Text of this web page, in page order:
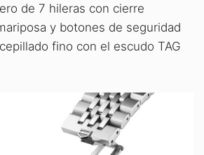
de 7 hileras con cierre
y botones de seguridad
fino con el escudo TAG